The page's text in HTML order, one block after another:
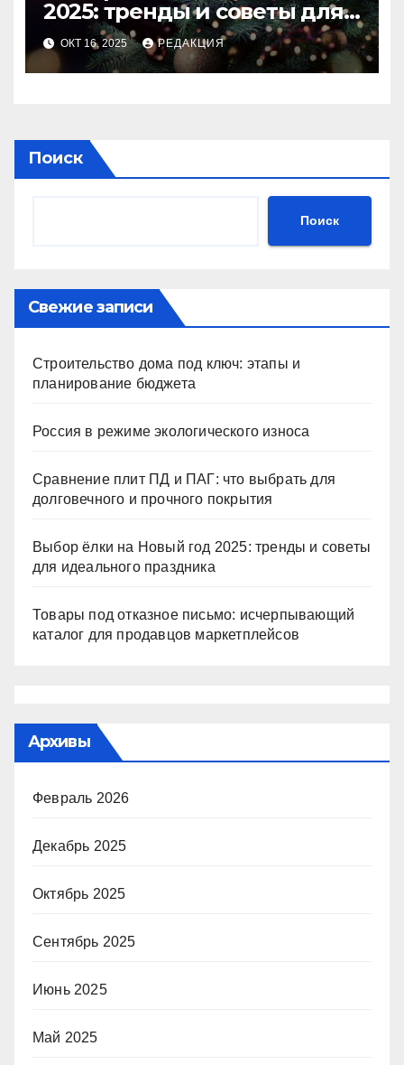
2025: тренды и советы для
идеального праздника
ОКТ 16, 2025 РЕДАКЦИЯ
Поиск
Поиск
Свежие записи
Строительство дома под ключ: этапы и
планирование бюджета
Россия в режиме экологического износа
Сравнение плит ПД и ПАГ: что выбрать для
долговечного и прочного покрытия
Выбор ёлки на Новый год 2025: тренды и советы
для идеального праздника
Товары под отказное письмо: исчерпывающий
каталог для продавцов маркетплейсов
Архивы
Февраль 2026
Декабрь 2025
Октябрь 2025
Сентябрь 2025
Июнь 2025
Май 2025